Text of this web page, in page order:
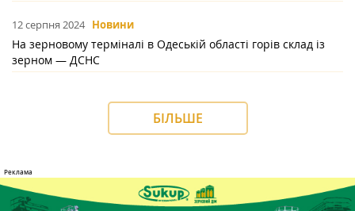
12 серпня 2024 Новини
На зерновому терміналі в Одеській області горів склад із
зерном — ДСНС
БІЛЬШЕ